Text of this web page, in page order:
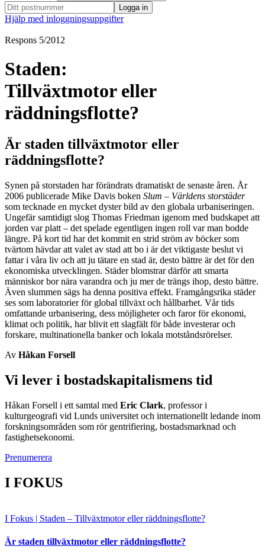
Hjälp med inloggningsuppgifter
Respons 5/2012
Staden:
Tillväxtmotor eller
räddningsflotte?
Är staden tillväxtmotor eller
räddningsflotte?
Synen på storstaden har förändrats dramatiskt de senaste åren. År
2006 publicerade Mike Davis boken Slum – Världens storstäder
som tecknade en mycket dyster bild av den globala urbaniseringen.
Ungefär samtidigt slog Thomas Friedman igenom med budskapet att
jorden var platt – det spelade egentligen ingen roll var man bodde
längre. På kort tid har det kommit en strid ström av böcker som
tvärtom hävdar att valet av stad att bo i är det viktigaste beslut vi
fattar i våra liv och att ju tätare en stad är, desto bättre är det för den
ekonomiska utvecklingen. Städer blomstrar därför att smarta
människor bor nära varandra och ju mer de trängs ihop, desto bättre.
Även slummen sägs ha denna positiva effekt. Framgångsrika städer
ses som laboratorier för global tillväxt och hållbarhet. Vår tids
omfattande urbanisering, dess möjligheter och faror för ekonomi,
klimat och politik, har blivit ett slagfält för både investerar och
forskare, multinationella banker och lokala motståndsrörelser.
Av Håkan Forsell
Vi lever i bostadskapitalismens tid
Håkan Forsell i ett samtal med Eric Clark, professor i
kulturgeografi vid Lunds universitet och internationellt ledande inom
forskningsområden som rör gentrifiering, bostadsmarknad och
fastighetsekonomi.
Prenumerera
I FOKUS
I Fokus | Staden – Tillväxtmotor eller räddningsflotte?
Är staden tillväxtmotor eller räddningsflotte?